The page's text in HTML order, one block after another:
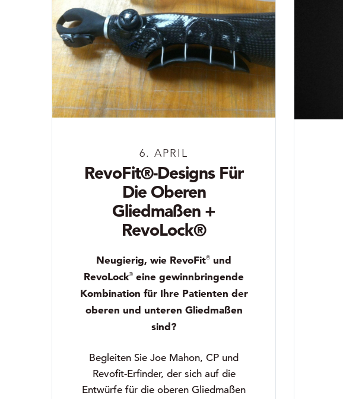
6. APRIL
RevoFit®-Designs Für
Die Oberen
Gliedmaßen +
RevoLock®
Neugierig, wie RevoFit® und
RevoLock® eine gewinnbringende
Kombination für Ihre Patienten der
oberen und unteren Gliedmaßen
sind?
Begleiten Sie Joe Mahon, CP und
Revofit-Erfinder, der sich auf die
Entwürfe für die oberen Gliedmaßen